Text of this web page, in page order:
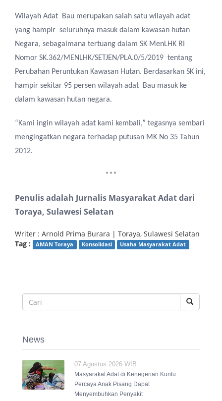
Wilayah Adat Bau merupakan salah satu wilayah adat
yang hampir seluruhnya masuk dalam kawasan hutan
Negara, sebagaimana tertuang dalam SK MenLHK RI
Nomor SK.362/MENLHK/SETJEN/PLA.0/5/2019 tentang
Perubahan Peruntukan Kawasan Hutan. Berdasarkan SK ini,
hampir sekitar 95 persen wilayah adat Bau masuk ke
dalam kawasan hutan negara.
“Kami ingin wilayah adat kami kembali,” tegasnya sembari
mengingatkan negara terhadap putusan MK No 35 Tahun
2012.
***
Penulis adalah Jurnalis Masyarakat Adat dari
Toraya, Sulawesi Selatan
Writer : Arnold Prima Burara | Toraya, Sulawesi Selatan
Tag :
AMAN Toraya Konsolidasi Usaha Masyarakat Adat
News
07 Agustus 2026 WIB
Masyarakat Adat di Kenegerian Kuntu
Percaya Anak Pisang Dapat
Menyembuhkan Penyakit